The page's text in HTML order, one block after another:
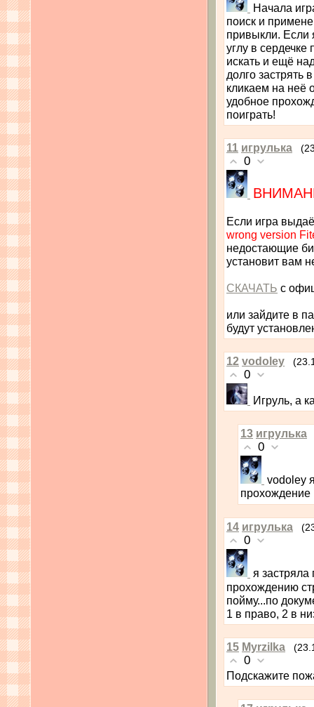
Начала
поиск и
привыкли. Если
углу в сердечке
искать и ещё
долго застрять
кликаем на неё
удобное
поиграть!
11 игрулька
0
Если игра
wrong version
недостающие
установит вам
СКАЧАТЬ с
или зайдите в
будут
12 vodoley
0
Игруль, а
13 игрулька
0
vodoley
прохождение
14 игрулька
0
я
прохождению
пойму...по
1 в право, 2 в
15 Myrzilka
0
Подскажите